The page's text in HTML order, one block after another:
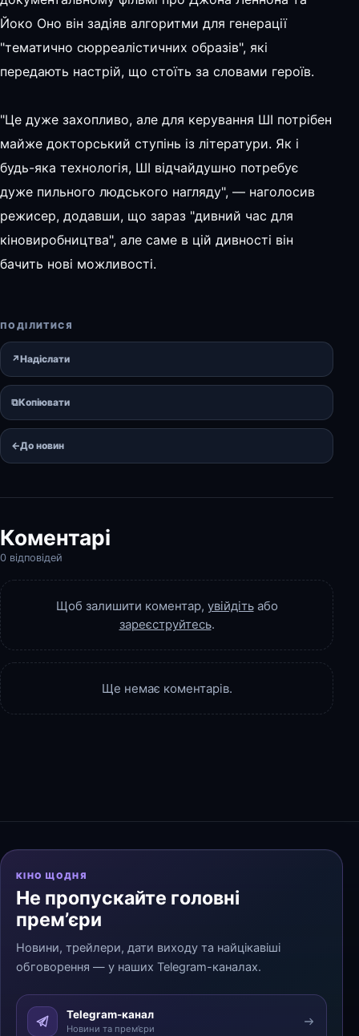
Йоко Оно він задіяв алгоритми для генерації
"тематично сюрреалістичних образів", які
передають настрій, що стоїть за словами героїв.
"Це дуже захопливо, але для керування ШІ потрібен
майже докторський ступінь із літератури. Як і
будь-яка технологія, ШІ відчайдушно потребує
дуже пильного людського нагляду", — наголосив
режисер, додавши, що зараз "дивний час для
кіновиробництва", але саме в цій дивності він
бачить нові можливості.
ПОДІЛИТИСЯ
↗Надіслати
⧉Копіювати
←До новин
Коментарі
0 відповідей
Щоб залишити коментар, увійдітьабо
зареєструйтесь.
Ще немає коментарів.
КІНО ЩОДНЯ
Не пропускайте головні
прем’єри
Новини, трейлери, дати виходу та найцікавіші
обговорення — у наших Telegram-каналах.
Telegram-канал
Новини та прем’єри